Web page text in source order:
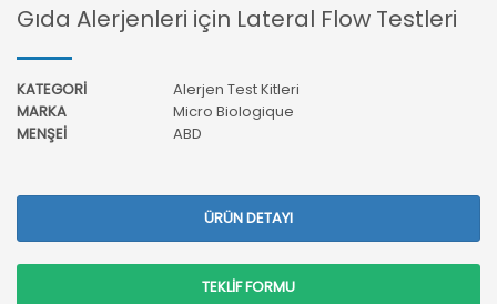
Gıda Alerjenleri için Lateral Flow Testleri
KATEGORİ
Alerjen Test Kitleri
MARKA
Micro Biologique
MENŞEİ
ABD
ÜRÜN DETAYI
TEKLİF FORMU